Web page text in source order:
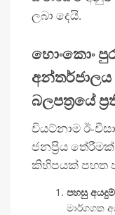
ලබා දෙයි.
හොංකොං
අන්තර්ජාලය
බලපත්‍රයේ
වියට්නාම ඊ-
ජනප්‍රිය
කිහිපයක් පහත
පහසු
මාර්ගගත